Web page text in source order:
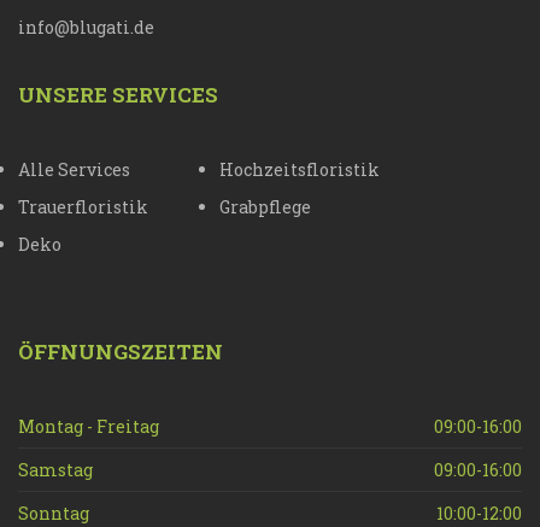
info@blugati.de
UNSERE SERVICES
Alle Services
Hochzeitsfloristik
Trauerfloristik
Grabpflege
Deko
ÖFFNUNGSZEITEN
Montag - Freitag
09:00-16:00
Samstag
09:00-16:00
Sonntag
10:00-12:00